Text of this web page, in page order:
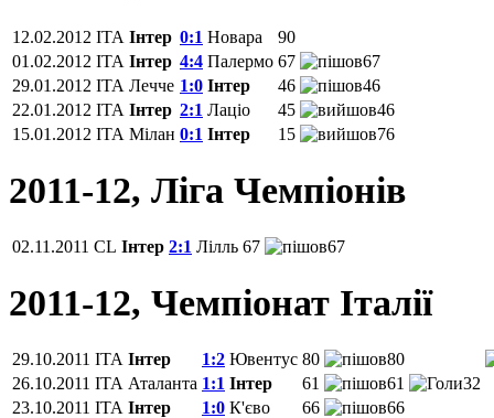
12.02.2012 ITA Інтер 0:1 Новара
90
01.02.2012 ITA Інтер 4:4 Палермо 67
67
29.01.2012 ITA Лечче 1:0 Інтер 46
46
22.01.2012 ITA Інтер 2:1 Лаціо 45
46
15.01.2012 ITA Мілан 0:1 Інтер 15 76
2011-12, Ліга Чемпіонів
02.11.2011 CL Інтер 2:1 Лілль 67 67
2011-12, Чемпіонат Італії
29.10.2011 ITA Інтер 1:2 Ювентус 80
80
26.10.2011 ITA Аталанта 1:1 Інтер 61 61
32
23.10.2011 ITA Інтер 1:0 К'єво 66 66